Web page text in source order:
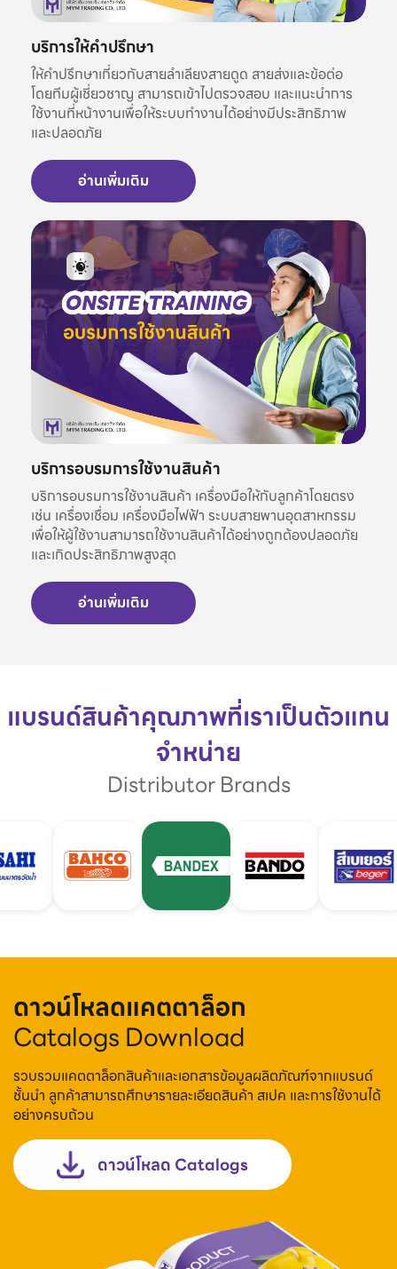
บริการให้คำปรึกษา
ให้คำปรึกษาเกี่ยวกับสายลำเลียงสายดูด สายส่งและข้อต่อ
โดยทีมผู้เชี่ยวชาญ สามารถเข้าไปตรวจสอบ และแนะนำการ
ใช้งานที่หน้างานเพื่อให้ระบบทำงานได้อย่างมีประสิทธิภาพ
และปลอดภัย
อ่านเพิ่มเติม
บริการอบรมการใช้งานสินค้า
บริการอบรมการใช้งานสินค้า เครื่องมือให้กับลูกค้าโดยตรง
เช่น เครื่องเชื่อม เครื่องมือไฟฟ้า ระบบสายพานอุตสาหกรรม
เพื่อให้ผู้ใช้งานสามารถใช้งานสินค้าได้อย่างถูกต้องปลอดภัย
และเกิดประสิทธิภาพสูงสุด
อ่านเพิ่มเติม
แบรนด์สินค้าคุณภาพที่เราเป็นตัวแทน
จำหน่าย
Distributor Brands
ดาวน์โหลดแคตตาล็อก
Catalogs Download
รวบรวมแคตตาล็อกสินค้าและเอกสารข้อมูลผลิตภัณฑ์จากแบรนด์
ชั้นนำ ลูกค้าสามารถศึกษารายละเอียดสินค้า สเปค และการใช้งานได้
อย่างครบถ้วน
ดาวน์โหลด Catalogs